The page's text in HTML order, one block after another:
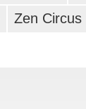
Zen Circus